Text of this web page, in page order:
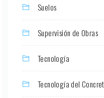
Suelos
Supervisión de Obras
Tecnología
Tecnología del